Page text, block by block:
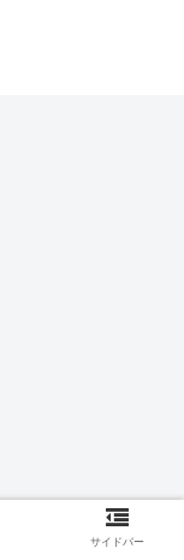
サイドバー